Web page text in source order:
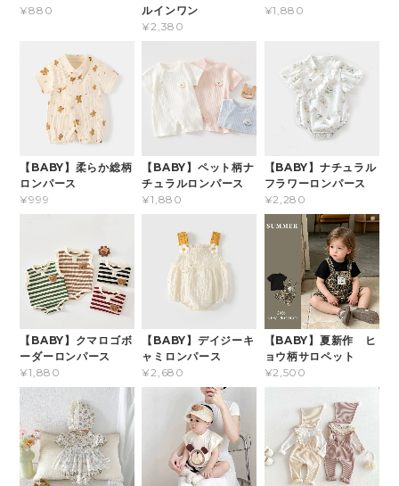
¥880
ルインワン
¥2,380
¥1,880
【BABY】柔らか総柄
ロンパース
¥999
【BABY】ペット柄ナ
チュラルロンパース
¥1,880
【BABY】ナチュラル
フラワーロンパース
¥2,280
【BABY】クマロゴボ
ーダーロンパース
¥1,880
【BABY】デイジーキ
ャミロンパース
¥2,680
【BABY】夏新作 ヒ
ョウ柄サロペット
¥2,500